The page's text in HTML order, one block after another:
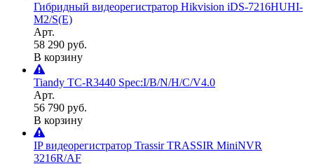
Гибридный видеорегистратор Hikvision iDS-7216HUHI-
M2/S(Е)
Арт.
58 290 руб.
В корзину
Tiandy TC-R3440 Spec:I/B/N/H/C/V4.0
Арт.
56 790 руб.
В корзину
IP видеорегистратор Trassir TRASSIR MiniNVR
3216R/AF